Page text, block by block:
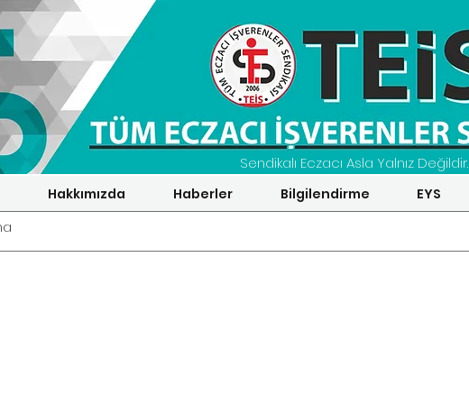
Sendikalı Eczacı Asla Yalnız Değildir.
Hakkımızda Haberler Bilgilendirme EYS